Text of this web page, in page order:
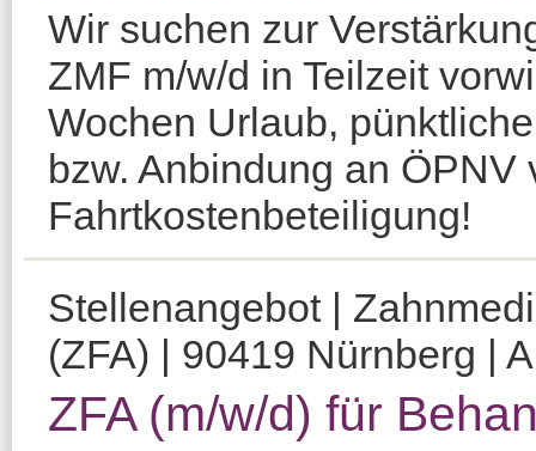
Wir suchen zur
ZMF m/w/d in Teilzeit
Wochen Urlaub,
bzw. Anbindung an
Fahrtkostenbeteiligung!
Stellenangebot |
(ZFA) | 90419 Nürnberg |
ZFA (m/w/d) für